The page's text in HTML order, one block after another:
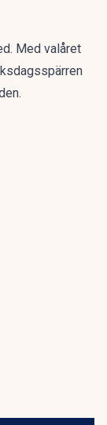
Med valåret